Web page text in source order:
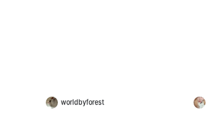
worldbyforest